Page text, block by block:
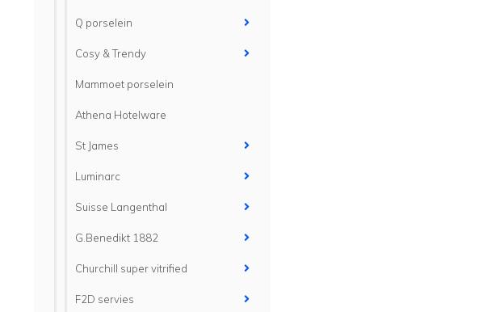
Q porselein
Cosy & Trendy
Mammoet porselein
Athena Hotelware
St James
Luminarc
Suisse Langenthal
G.Benedikt 1882
Churchill super vitrified
F2D servies